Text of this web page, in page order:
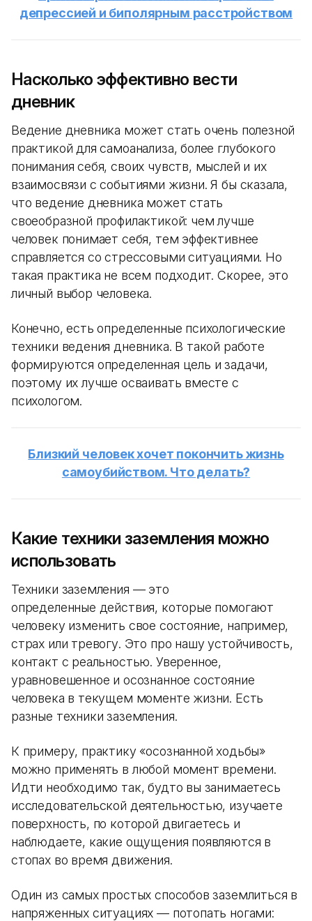
депрессией и биполярным расстройством
Насколько эффективно вести
дневник
Ведение дневника может стать очень полезной
практикой для самоанализа, более глубокого
понимания себя, своих чувств, мыслей и их
взаимосвязи с событиями жизни. Я бы сказала,
что ведение дневника может стать
своеобразной профилактикой: чем лучше
человек понимает себя, тем эффективнее
справляется со стрессовыми ситуациями. Но
такая практика не всем подходит. Скорее, это
личный выбор человека.
Конечно, есть определенные психологические
техники ведения дневника. В такой работе
формируются определенная цель и задачи,
поэтому их лучше осваивать вместе с
психологом.
Близкий человек хочет покончить жизнь
самоубийством. Что делать?
Какие техники заземления можно
использовать
Техники заземления — это
определенные действия, которые помогают
человеку изменить свое состояние, например,
страх или тревогу. Это про нашу устойчивость,
контакт с реальностью. Уверенное,
уравновешенное и осознанное состояние
человека в текущем моменте жизни. Есть
разные техники заземления.
К примеру, практику «осознанной ходьбы»
можно применять в любой момент времени.
Идти необходимо так, будто вы занимаетесь
исследовательской деятельностью, изучаете
поверхность, по которой двигаетесь и
наблюдаете, какие ощущения появляются в
стопах во время движения.
Один из самых простых способов заземлиться в
напряженных ситуациях — потопать ногами: